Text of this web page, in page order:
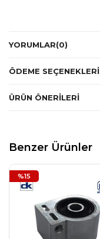
YORUMLAR(0)
ÖDEME SEÇENEKLERI
ÜRÜN ÖNERILERI
Benzer Ürünler
%15